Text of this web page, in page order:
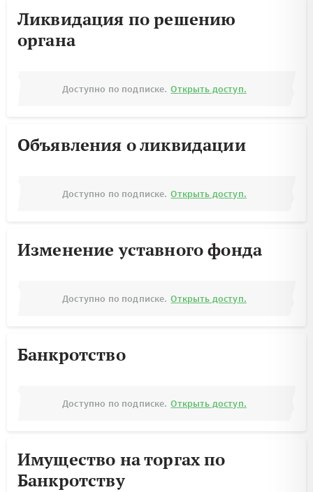
Ликвидация по решению
органа
Доступно по подписке. Открыть доступ.
Объявления о ликвидации
Доступно по подписке. Открыть доступ.
Изменение уставного фонда
Доступно по подписке. Открыть доступ.
Банкротство
Доступно по подписке. Открыть доступ.
Имущество на торгах по
Банкротству